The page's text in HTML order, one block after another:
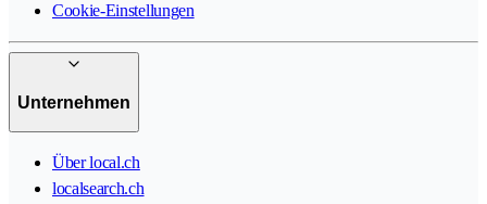
Cookie-Einstellungen
Unternehmen
Über local.ch
localsearch.ch